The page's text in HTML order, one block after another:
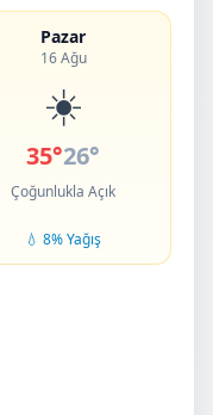
Pazar
16 Ağu
☀️
35°26°
Çoğunlukla Açık
💧 8% Yağış